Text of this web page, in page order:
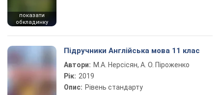
показати
обкладинку
Підручники Англійська мова 11 клас
Автори: М.А. Нерсісян, А. О. Піроженко
Рік: 2019
Опис: Рівень стандарту